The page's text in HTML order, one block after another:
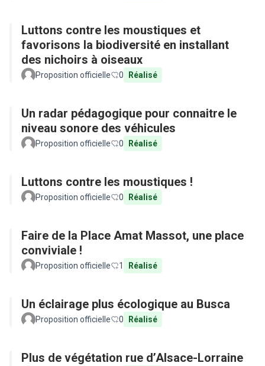
Luttons contre les moustiques et
favorisons la biodiversité en installant
des nichoirs à oiseaux
Proposition officielle 0 Réalisé
Un radar pédagogique pour connaitre le
niveau sonore des véhicules
Proposition officielle 0 Réalisé
Luttons contre les moustiques !
Proposition officielle 0 Réalisé
Faire de la Place Amat Massot, une place
conviviale !
Proposition officielle 1 Réalisé
Un éclairage plus écologique au Busca
Proposition officielle 0 Réalisé
Plus de végétation rue d’Alsace-Lorraine